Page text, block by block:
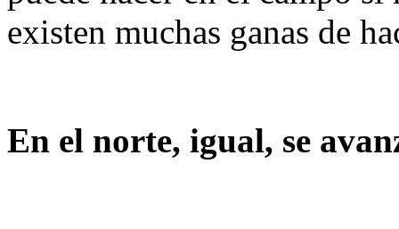
existen muchas ganas de
En el norte, igual, se